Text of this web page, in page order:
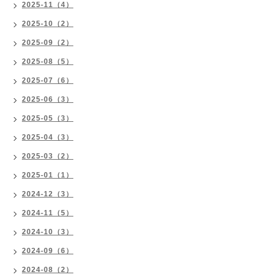
2025-11（4）
2025-10（2）
2025-09（2）
2025-08（5）
2025-07（6）
2025-06（3）
2025-05（3）
2025-04（3）
2025-03（2）
2025-01（1）
2024-12（3）
2024-11（5）
2024-10（3）
2024-09（6）
2024-08（2）